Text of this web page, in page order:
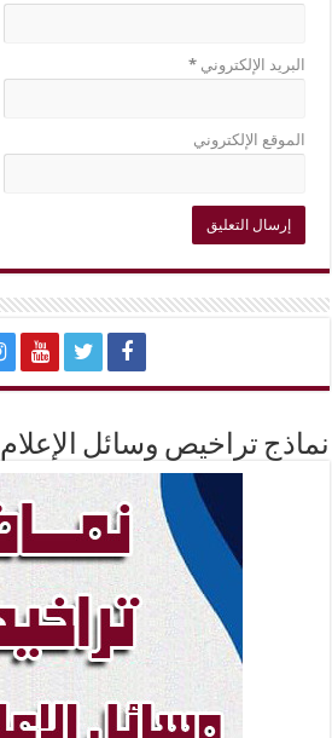
البريد الإلكتروني*
الموقع الإلكتروني
نماذج تراخيص وسائل الإعلام